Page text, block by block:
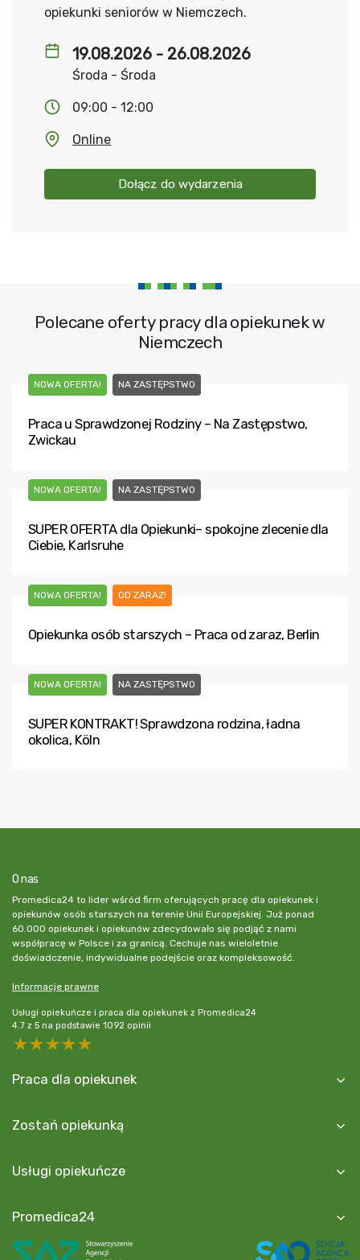
19.08.2026 - 26.08.2026
Środa - Środa
09:00 - 12:00
Online
Dołącz do wydarzenia
opiekunki seniorów w Niemczech.
Polecane oferty pracy dla opiekunek w
Niemczech
NOWA OFERTA! NA ZASTĘPSTWO
Praca u Sprawdzonej Rodziny – Na Zastępstwo,
Zwickau
NOWA OFERTA! NA ZASTĘPSTWO
SUPER OFERTA dla Opiekunki– spokojne zlecenie dla
Ciebie, Karlsruhe
NOWA OFERTA! OD ZARAZ!
Opiekunka osób starszych – Praca od zaraz, Berlin
NOWA OFERTA! NA ZASTĘPSTWO
SUPER KONTRAKT! Sprawdzona rodzina, ładna
okolica, Köln
O nas
Promedica24 to lider wśród firm oferujących pracę dla opiekunek i
opiekunów osób starszych na terenie Unii Europejskiej. Już ponad
60.000 opiekunek i opiekunów zdecydowało się podjąć z nami
współpracę w Polsce i za granicą. Cechuje nas wieloletnie
doświadczenie, indywidualne podejście oraz kompleksowość.
Informacje prawne
Usługi opiekuńcze i praca dla opiekunek z Promedica24
4.7 z 5 na podstawie 1092 opinii
5 stars
4 stars
3 stars
2 stars
Praca dla opiekunek
Zostań opiekunką
Usługi opiekuńcze
Promedica24